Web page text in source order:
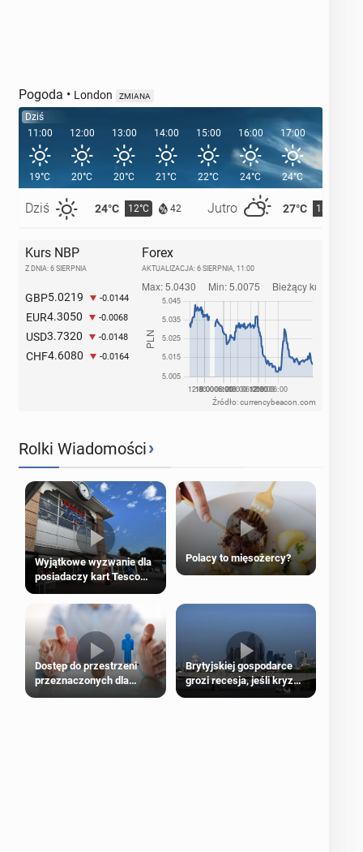
Pogoda • London ZMIANA
Dziś
11:00
19°C
Dziś 24°C 12°C 42 Jutro 27°C 13°C
12:00
20°C
13:00
20°C
14:00
21°C
15:00
22°C
16:00
24°C
17:00
24°C
18:00
Kurs NBP
Z DNIA: 6 SIERPNIA
GBP5.0219 -0.0144
EUR4.3050 -0.0068
USD3.7320 -0.0148
CHF4.6080 -0.0164
Forex
AKTUALIZACJA: 6 SIERPNIA, 11:00
Źródło: currencybeacon.com
Rolki Wiadomości›
Wyjątkowe wyzwanie dla
posiadaczy kart Tesco
Clubcard!
Polacy to mięsożercy?
Dostęp do przestrzeni
przeznaczonych dla
jednej płci ma opierać się
Brytyjskiej gospodarce
grozi recesja, jeśli kryzys
na Bliskim Wschodzie się